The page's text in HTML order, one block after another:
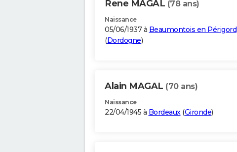
Rene MAGAL (78 ans)
Naissance
05/06/1937 à Beaumontois en Périgord
(Dordogne)
Alain MAGAL (70 ans)
Naissance
22/04/1945 à Bordeaux(Gironde)